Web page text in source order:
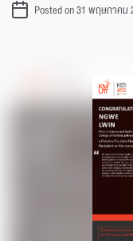
Posted on 31 พฤษภาคม